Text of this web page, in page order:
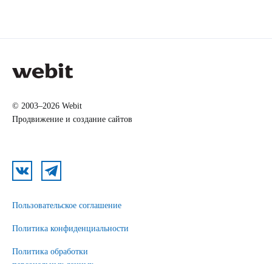
© 2003–2026 Webit
Продвижение и создание сайтов
Пользовательское соглашение
Политика конфиденциальности
Политика обработки